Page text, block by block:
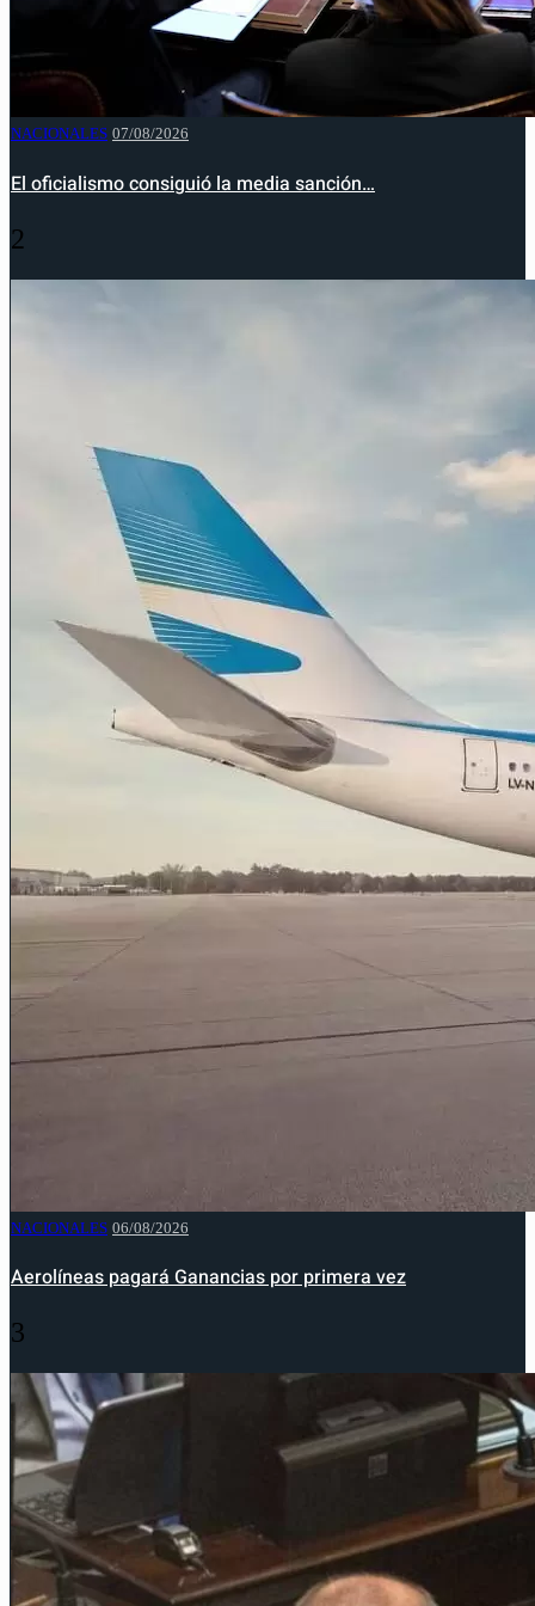
NACIONALES 07/08/2026
El oficialismo consiguió la media sanción…
2
NACIONALES 06/08/2026
Aerolíneas pagará Ganancias por primera vez
3